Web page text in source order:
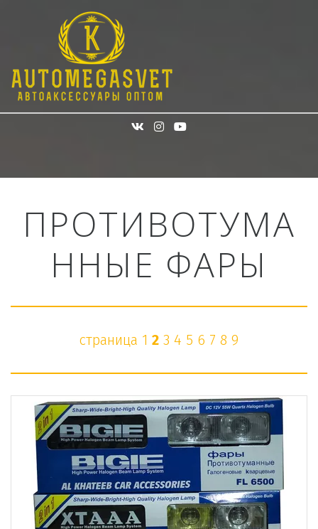
ПРОТИВОТУМА
ННЫЕ ФАРЫ
страница 1 2 3 4 5 6 7 8 9